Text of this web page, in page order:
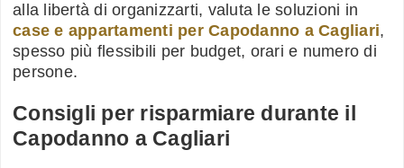
alla libertà di organizzarti, valuta le soluzioni in
case e appartamenti per Capodanno a Cagliari,
spesso più flessibili per budget, orari e numero di
persone.
Consigli per risparmiare durante il
Capodanno a Cagliari